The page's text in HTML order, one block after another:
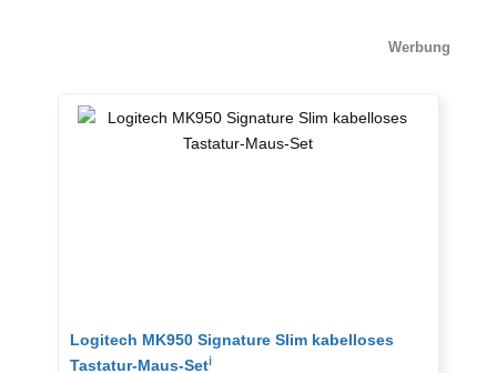
Werbung
Logitech MK950 Signature Slim kabelloses
Tastatur-Maus-Setℹ︎